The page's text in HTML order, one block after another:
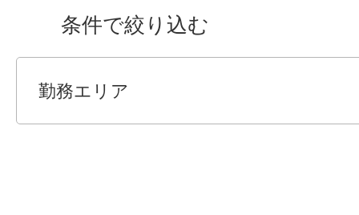
条件で絞り込む
勤務エリア